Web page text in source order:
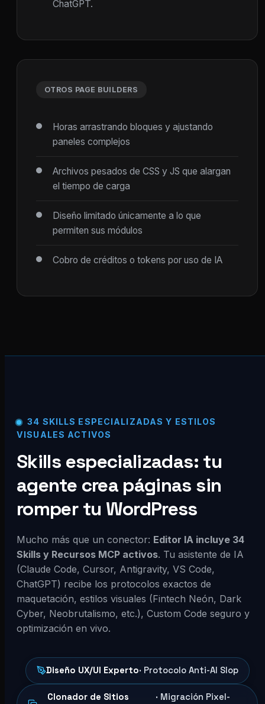
ChatGPT.
OTROS PAGE BUILDERS
Horas arrastrando bloques y ajustando
paneles complejos
Archivos pesados de CSS y JS que alargan
el tiempo de carga
Diseño limitado únicamente a lo que
permiten sus módulos
Cobro de créditos o tokens por uso de IA
34 SKILLS ESPECIALIZADAS Y ESTILOS
VISUALES ACTIVOS
Skills especializadas: tu
agente crea páginas sin
romper tu WordPress
Mucho más que un conector: Editor IA incluye 34
Skills y Recursos MCP activos. Tu asistente de IA
(Claude Code, Cursor, Antigravity, VS Code,
ChatGPT) recibe los protocolos exactos de
maquetación, estilos visuales (Fintech Neón, Dark
Cyber, Neobrutalismo, etc.), Custom Code seguro y
optimización en vivo.
Diseño UX/UI Experto· Protocolo Anti-AI Slop
Clonador de Sitios
· Migración Pixel-